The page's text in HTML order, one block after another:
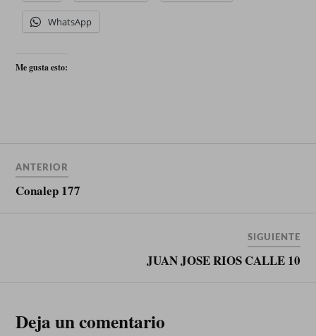
WhatsApp
Me gusta esto:
ANTERIOR
Conalep 177
SIGUIENTE
JUAN JOSE RIOS CALLE 10
Deja un comentario